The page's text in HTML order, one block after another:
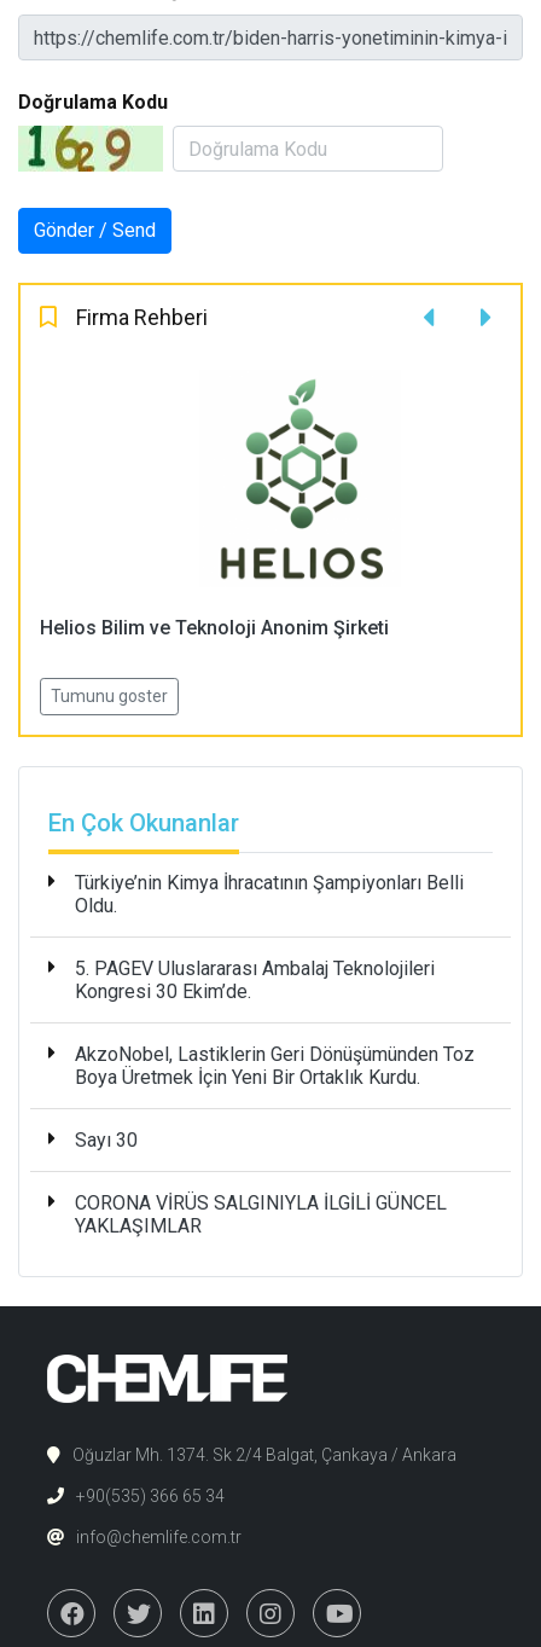
Doğrulama Kodu
Firma Rehberi
Helios Bilim ve Teknoloji Anonim Şirketi
Tumunu goster
En Çok Okunanlar
Türkiye’nin Kimya İhracatının Şampiyonları Belli
Oldu.
5. PAGEV Uluslararası Ambalaj Teknolojileri
Kongresi 30 Ekim’de.
AkzoNobel, Lastiklerin Geri Dönüşümünden Toz
Boya Üretmek İçin Yeni Bir Ortaklık Kurdu.
Sayı 30
CORONA VİRÜS SALGINIYLA İLGİLİ GÜNCEL
YAKLAŞIMLAR
Oğuzlar Mh. 1374. Sk 2/4 Balgat, Çankaya / Ankara
+90(535) 366 65 34
info@chemlife.com.tr